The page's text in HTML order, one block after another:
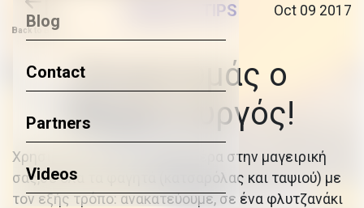
Blog
Contact
Partners
Videos
Back to Blog
HEALTHY TIPS Oct 09 2017
Κουρκουμάς ο
θαυματουργός!
Χρησιμοποιείστε τον κάθε μέρα στην μαγειρική
σας,σε όλα τα φαγητά (κατσαρόλας και ταψιού) με
τον εξής τρόπο: ανακατεύουμε, σε ένα φλυτζανάκι